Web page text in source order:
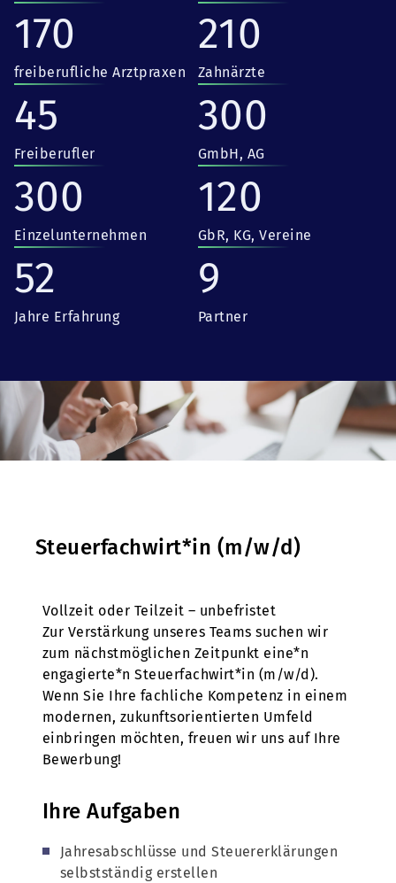
170
freiberufliche Arztpraxen
210
Zahnärzte
45
Freiberufler
300
GmbH, AG
300
Einzelunternehmen
120
GbR, KG, Vereine
52
Jahre Erfahrung
9
Partner
Steuerfachwirt*in (m/w/d)
Vollzeit oder Teilzeit – unbefristet
Zur Verstärkung unseres Teams suchen wir
zum nächstmöglichen Zeitpunkt eine*n
engagierte*n Steuerfachwirt*in (m/w/d).
Wenn Sie Ihre fachliche Kompetenz in einem
modernen, zukunftsorientierten Umfeld
einbringen möchten, freuen wir uns auf Ihre
Bewerbung!
Ihre Aufgaben
Jahresabschlüsse und Steuererklärungen
selbstständig erstellen